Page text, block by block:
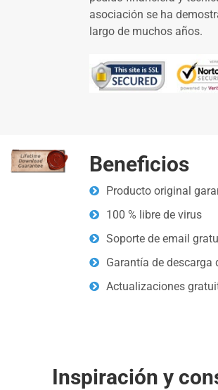
asociación se ha
largo de muchos años.
Beneficios
Producto original
100 % libre de virus
Soporte de email
Garantía de descarga
Actualizaciones
Inspiración y